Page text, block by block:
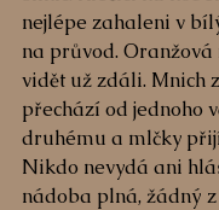
nejlépe zahaleni v
na průvod. Oranžová
vidět už zdáli. Mnich
přechází od jednoho
druhému a mlčky
Nikdo nevydá ani
nádoba plná, žádný